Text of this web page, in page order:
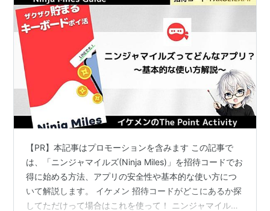
【PR】本記事はプロモーションを含みます この記事で
は、「ニンジャマイルズ(Ninja Miles)」を招待コードでお
得に始める方法、アプリの安全性や基本的な使い方につ
いて解説します。 イケメン 招待コードがどこにあるか探
してただけって場合はこれを使って！ ニンジャマイルズ